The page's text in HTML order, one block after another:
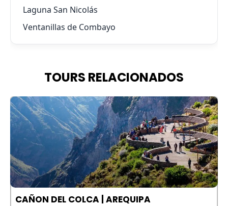
Laguna San Nicolás
Ventanillas de Combayo
TOURS RELACIONADOS
CAÑON DEL COLCA | AREQUIPA